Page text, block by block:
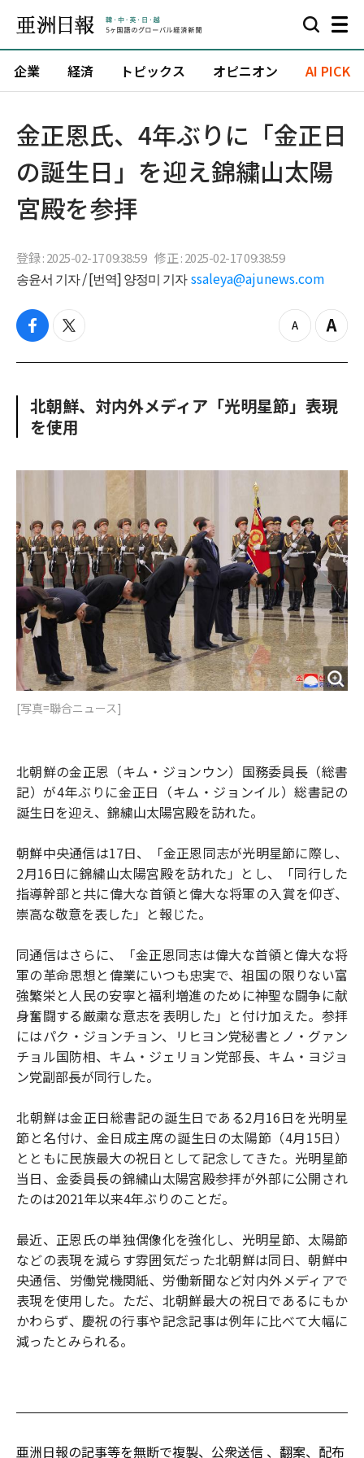
企業 経済 トピックス オピニオン AI PICK
金正恩氏、4年ぶりに「金正日
の誕生日」を迎え錦繍山太陽
宮殿を参拝
登録 : 2025-02-17 09:38:59 修正 : 2025-02-17 09:38:59
송윤서 기자 / [번역] 양정미 기자 ssaleya@ajunews.com
f
c
o
o
t
i
e
r
z
o
u
Z
o
n
北朝鮮、対内外メディア「光明星節」表現
を使用
[写真=聯合ニュース]
北朝鮮の金正恩（キム・ジョンウン）国務委員長（総書
記）が4年ぶりに金正日（キム・ジョンイル）総書記の
誕生日を迎え、錦繍山太陽宮殿を訪れた。
朝鮮中央通信は17日、「金正恩同志が光明星節に際し、
2月16日に錦繍山太陽宮殿を訪れた」とし、「同行した
指導幹部と共に偉大な首領と偉大な将軍の入賞を仰ぎ、
崇高な敬意を表した」と報じた。
同通信はさらに、「金正恩同志は偉大な首領と偉大な将
軍の革命思想と偉業にいつも忠実で、祖国の限りない富
強繁栄と人民の安寧と福利増進のために神聖な闘争に献
身奮闘する厳粛な意志を表明した」と付け加えた。参拝
にはパク・ジョンチョン、リヒヨン党秘書とノ・グァン
チョル国防相、キム・ジェリョン党部長、キム・ヨジョ
ン党副部長が同行した。
北朝鮮は金正日総書記の誕生日である2月16日を光明星
節と名付け、金日成主席の誕生日の太陽節（4月15日）
とともに民族最大の祝日として記念してきた。光明星節
当日、金委員長の錦繍山太陽宮殿参拝が外部に公開され
たのは2021年以来4年ぶりのことだ。
最近、正恩氏の単独偶像化を強化し、光明星節、太陽節
などの表現を減らす雰囲気だった北朝鮮は同日、朝鮮中
央通信、労働党機関紙、労働新聞など対内外メディアで
表現を使用した。ただ、北朝鮮最大の祝日であるにもか
かわらず、慶祝の行事や記念記事は例年に比べて大幅に
減ったとみられる。
亜洲日報の記事等を無断で複製、公衆送信 、翻案、配布